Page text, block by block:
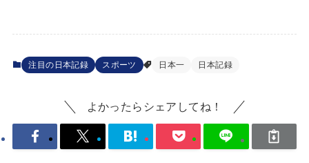
注目の日本記録 スポーツ 日本一 日本記録
よかったらシェアしてね！